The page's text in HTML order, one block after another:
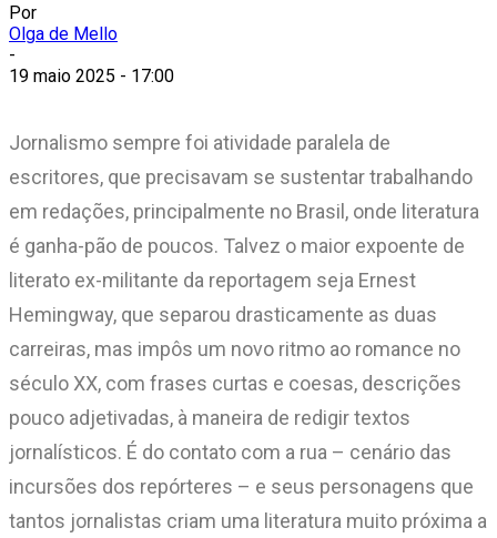
Por
Olga de Mello
-
19 maio 2025 - 17:00
Jornalismo sempre foi atividade paralela de
escritores, que precisavam se sustentar trabalhando
em redações, principalmente no Brasil, onde literatura
é ganha-pão de poucos. Talvez o maior expoente de
literato ex-militante da reportagem seja Ernest
Hemingway, que separou drasticamente as duas
carreiras, mas impôs um novo ritmo ao romance no
século XX, com frases curtas e coesas, descrições
pouco adjetivadas, à maneira de redigir textos
jornalísticos. É do contato com a rua – cenário das
incursões dos repórteres – e seus personagens que
tantos jornalistas criam uma literatura muito próxima a